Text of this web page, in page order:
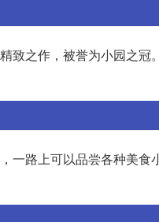
致之作，被誉为小园之冠
一路上可以品尝各种美食